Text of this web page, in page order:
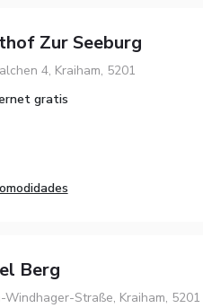
Zur Seeburg
4, Kraiham, 5201
gratis
Berg
Windhager-Straße, Kraiham, 5201